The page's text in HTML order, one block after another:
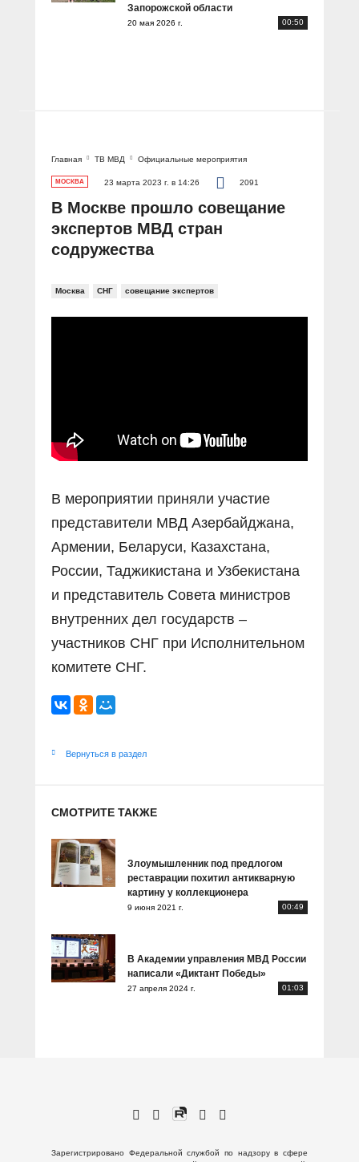
Запорожской области
20 мая 2026 г. 00:50
Главная ТВ МВД Официальные мероприятия
МОСКВА 23 марта 2023 г. в 14:26 2091
В Москве прошло совещание
экспертов МВД стран
содружества
Москва СНГ совещание экспертов
В мероприятии приняли участие
представители МВД Азербайджана,
Армении, Беларуси, Казахстана,
России, Таджикистана и Узбекистана
и представитель Совета министров
внутренних дел государств –
участников СНГ при Исполнительном
комитете СНГ.
Вернуться в раздел
СМОТРИТЕ ТАКЖЕ
Злоумышленник под предлогом
реставрации похитил антикварную
картину у коллекционера
9 июня 2021 г. 00:49
В Академии управления МВД России
написали «Диктант Победы»
27 апреля 2024 г. 01:03
Зарегистрировано Федеральной службой по надзору в сфере